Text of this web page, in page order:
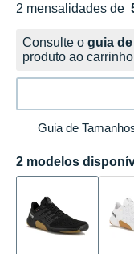
2 mensalidades de
sem custos
Consulte o guia
produto ao
Guia de
2 modelos